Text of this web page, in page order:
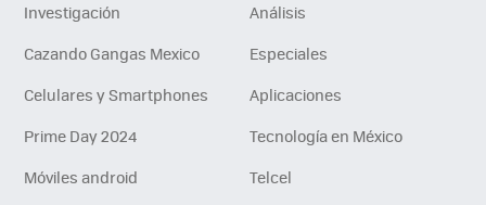
Investigación
Análisis
Cazando Gangas Mexico
Especiales
Celulares y Smartphones
Aplicaciones
Prime Day 2024
Tecnología en México
Móviles android
Telcel